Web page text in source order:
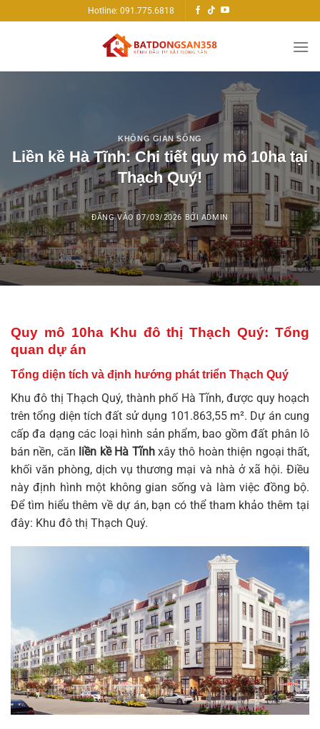
qua
Hotline: 091.775.6818
KHÔNG GIAN SỐNG
Liền kề Hà Tĩnh: Chi tiết quy mô 10ha tại
Thạch Quý!
ĐĂNG VÀO07/03/2026 BỞI ADMIN
Quy mô 10ha Khu đô thị Thạch Quý: Tổng
quan dự án
Tổng diện tích và định hướng phát triển Thạch Quý
Khu đô thị Thạch Quý, thành phố Hà Tĩnh, được quy hoạch
trên tổng diện tích đất sử dụng 101.863,55 m². Dự án cung
cấp đa dạng các loại hình sản phẩm, bao gồm đất phân lô
bán nền, căn liền kề Hà Tĩnhxây thô hoàn thiện ngoại thất,
khối văn phòng, dịch vụ thương mại và nhà ở xã hội. Điều
này định hình một không gian sống và làm việc đồng bộ.
Để tìm hiểu thêm về dự án, bạn có thể tham khảo thêm tại
đây: Khu đô thị Thạch Quý.